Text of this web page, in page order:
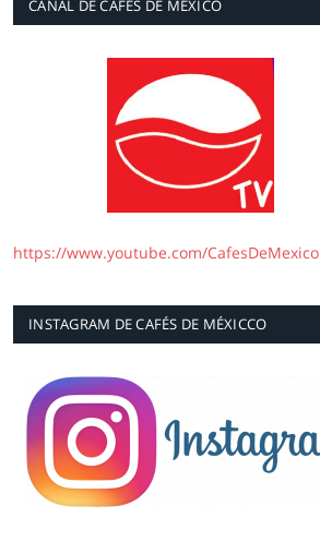
CANAL DE CAFÉS DE MÉXICO
https://www.youtube.com/CafesDeMexico
INSTAGRAM DE CAFÉS DE MÉXICCO